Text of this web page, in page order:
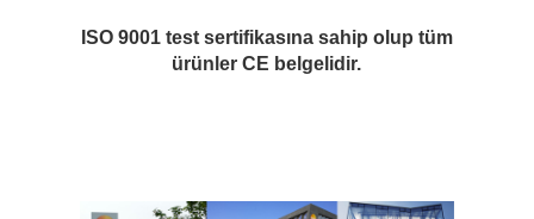
ISO 9001 test sertifikasına sahip olup tüm
ürünler CE belgelidir.